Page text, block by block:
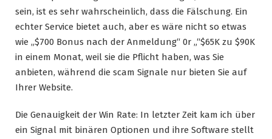
sein, ist es sehr wahrscheinlich, dass die Fälschung. Ein
echter Service bietet auch, aber es wäre nicht so etwas
wie „$700 Bonus nach der Anmeldung“ 0r „“$65K zu $90K
in einem Monat, weil sie die Pflicht haben, was Sie
anbieten, während die scam Signale nur bieten Sie auf
Ihrer Website.
Die Genauigkeit der Win Rate: In letzter Zeit kam ich über
ein Signal mit binären Optionen und ihre Software stellt